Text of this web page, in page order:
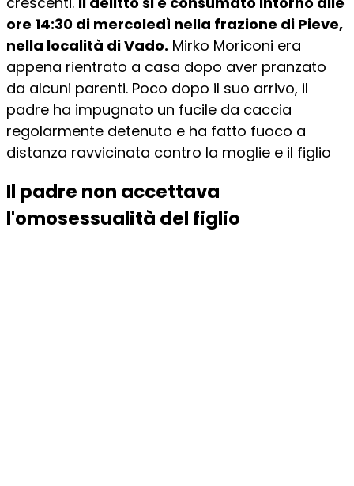
ore 14:30 di mercoledì nella frazione di Pieve,
nella località di Vado. Mirko Moriconi era
appena rientrato a casa dopo aver pranzato
da alcuni parenti. Poco dopo il suo arrivo, il
padre ha impugnato un fucile da caccia
regolarmente detenuto e ha fatto fuoco a
distanza ravvicinata contro la moglie e il figlio
Il padre non accettava
l'omosessualità del figlio